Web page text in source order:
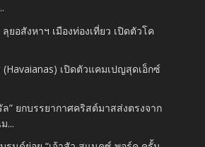
ยอสังหาฯ เมืองท่องเที่ยว เปิดตัวโค
เปิดตัวแคมเปญสุดเอ็กซ์
ล” ยกบรรยากาศคริสต์มาสส่งตรงจาก
...